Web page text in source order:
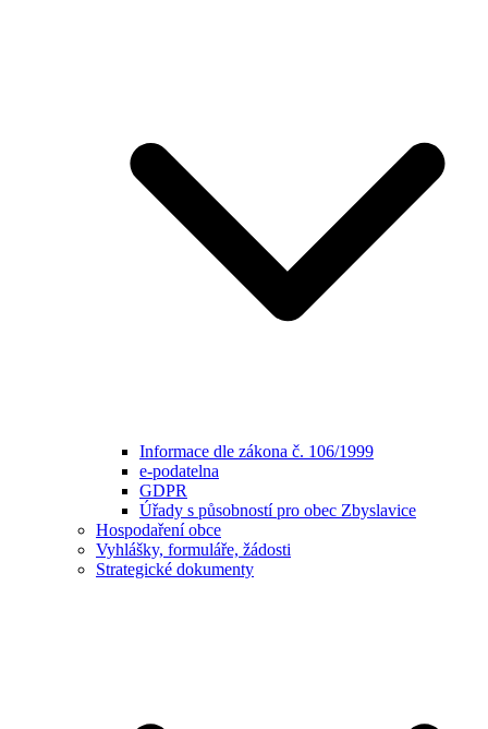
Informace dle zákona č. 106/1999
e-podatelna
GDPR
Úřady s působností pro obec Zbyslavice
Hospodaření obce
Vyhlášky, formuláře, žádosti
Strategické dokumenty